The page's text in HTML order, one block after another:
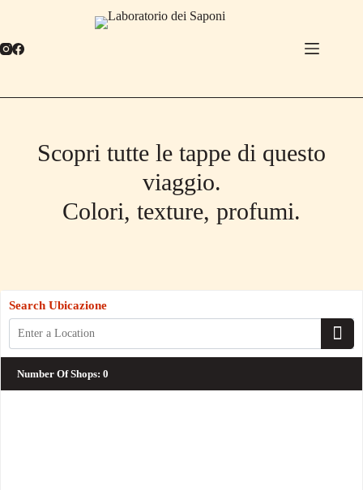
Scopri tutte le tappe di questo
viaggio.
Colori, texture, profumi.
Search Ubicazione
Number Of Shops: 0